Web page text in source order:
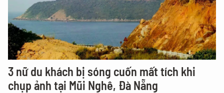
3 nữ du khách bị sóng cuốn mất tích khi
chụp ảnh tại Mũi Nghê, Đà Nẵng